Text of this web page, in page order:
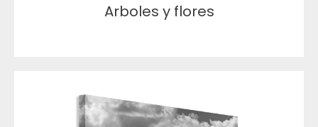
Arboles y flores